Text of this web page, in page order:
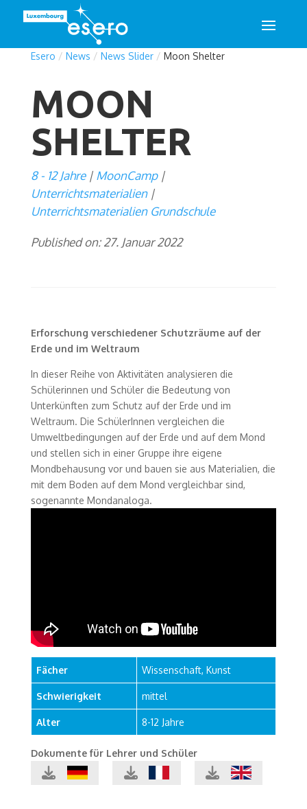
Esero / News / News Slider/ Moon Shelter
MOON
SHELTER
8 - 12 Jahre
MoonCamp
Unterrichtsmaterialien
Unterrichtsmaterialien Grundschule
Published on: 27. Januar 2022
Erforschung verschiedener Schutzräume auf der
Erde und im Weltraum
In dieser Reihe von Aktivitäten analysieren die
Schülerinnen und Schüler die Bedeutung von
Unterkünften zum Schutz auf der Erde und im
Weltraum. Die SchülerInnen vergleichen die
Umweltbedingungen auf der Erde und auf dem Mond
und stellen sich in einer Gruppe ihre eigene
Mondbehausung vor und bauen sie aus Materialien, die
mit dem Boden auf dem Mond vergleichbar sind,
sogenannte Mondanaloga.
Fächer Wissenschaft, Kunst
Schwierigkeit mittel
Alter 8-12 Jahre
Dokumente für Lehrer und Schüler